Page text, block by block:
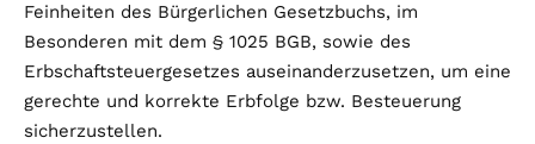
Feinheiten des Bürgerlichen Gesetzbuchs, im
Besonderen mit dem § 1025 BGB, sowie des
Erbschaftsteuergesetzes auseinanderzusetzen, um eine
gerechte und korrekte Erbfolge bzw. Besteuerung
sicherzustellen.